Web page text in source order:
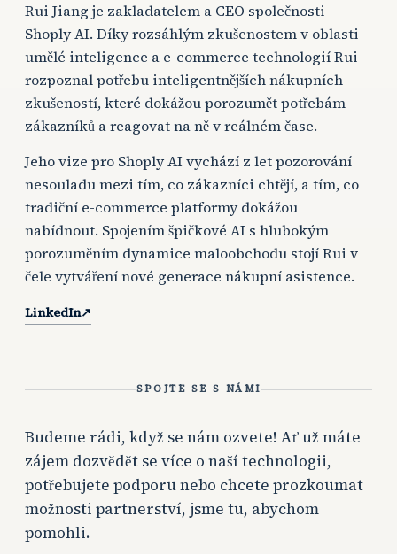
Rui Jiang je zakladatelem a CEO společnosti
Shoply AI. Díky rozsáhlým zkušenostem v oblasti
umělé inteligence a e-commerce technologií Rui
rozpoznal potřebu inteligentnějších nákupních
zkušeností, které dokážou porozumět potřebám
zákazníků a reagovat na ně v reálném čase.
Jeho vize pro Shoply AI vychází z let pozorování
nesouladu mezi tím, co zákazníci chtějí, a tím, co
tradiční e-commerce platformy dokážou
nabídnout. Spojením špičkové AI s hlubokým
porozuměním dynamice maloobchodu stojí Rui v
čele vytváření nové generace nákupní asistence.
LinkedIn↗
SPOJTE SE S NÁMI
Budeme rádi, když se nám ozvete! Ať už máte
zájem dozvědět se více o naší technologii,
potřebujete podporu nebo chcete prozkoumat
možnosti partnerství, jsme tu, abychom
pomohli.